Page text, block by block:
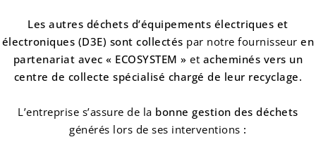
Les autres déchets d’équipements électriques et
électroniques (D3E) sont collectés par notre fournisseuren
partenariat avec« ECOSYSTEM »et acheminés vers un
centre de collecte spécialisé chargé de leur recyclage.
L’entreprise s’assure de la bonne gestion des déchets
générés lors de ses interventions :